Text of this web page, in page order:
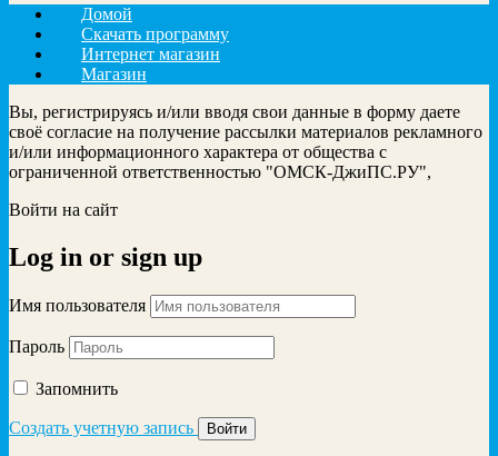
Домой
Скачать программу
Интернет магазин
Магазин
Вы, регистрируясь и/или вводя свои данные в форму даете
своё согласие на получение рассылки материалов рекламного
и/или информационного характера от общества с
ограниченной ответственностью "ОМСК-ДжиПС.РУ",
Войти на сайт
Log in or sign up
Имя пользователя
Пароль
Запомнить
Создать учетную запись